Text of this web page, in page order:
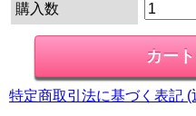
購入数
特定商取引法に基づく表記 (